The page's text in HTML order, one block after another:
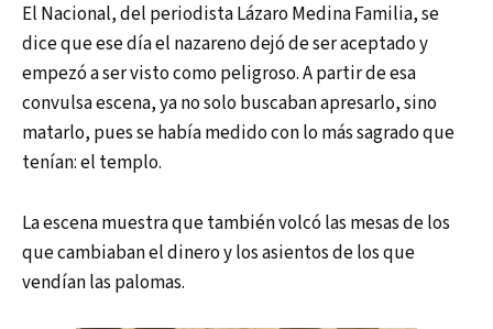
El Nacional, del periodista Lázaro Medina Familia, se
dice que ese día el nazareno dejó de ser aceptado y
empezó a ser visto como peligroso. A partir de esa
convulsa escena, ya no solo buscaban apresarlo, sino
matarlo, pues se había medido con lo más sagrado que
tenían: el templo.
La escena muestra que también volcó las mesas de los
que cambiaban el dinero y los asientos de los que
vendían las palomas.